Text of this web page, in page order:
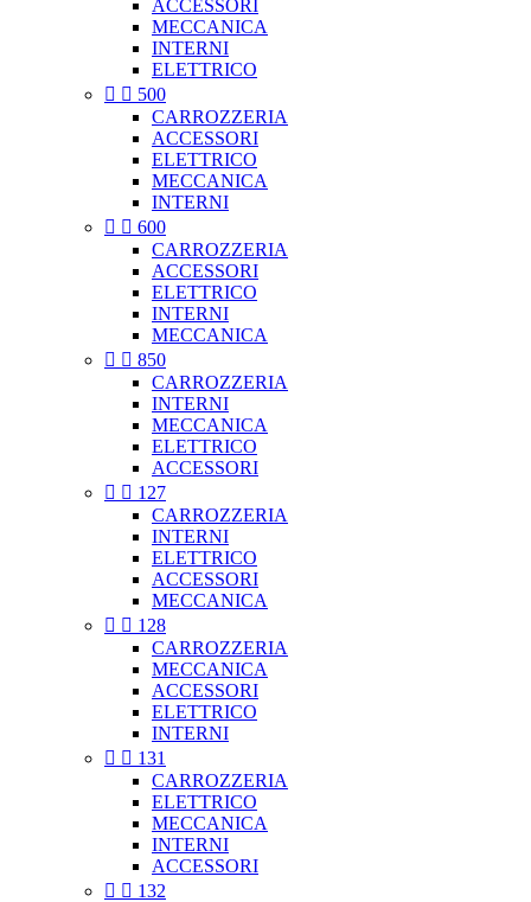
ACCESSORI
MECCANICA
INTERNI
ELETTRICO
  500
CARROZZERIA
ACCESSORI
ELETTRICO
MECCANICA
INTERNI
  600
CARROZZERIA
ACCESSORI
ELETTRICO
INTERNI
MECCANICA
  850
CARROZZERIA
INTERNI
MECCANICA
ELETTRICO
ACCESSORI
  127
CARROZZERIA
INTERNI
ELETTRICO
ACCESSORI
MECCANICA
  128
CARROZZERIA
MECCANICA
ACCESSORI
ELETTRICO
INTERNI
  131
CARROZZERIA
ELETTRICO
MECCANICA
INTERNI
ACCESSORI
  132